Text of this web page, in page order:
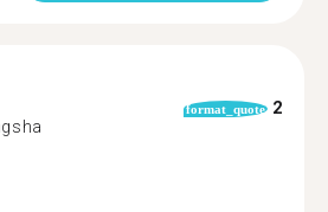
format_quote 2